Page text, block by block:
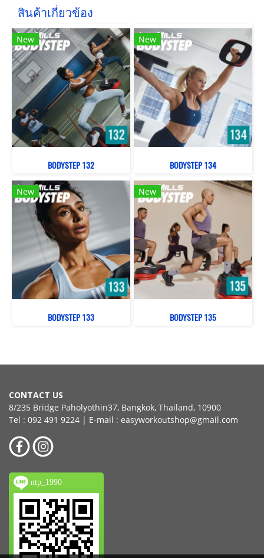
สินค้าเกี่ยวข้อง
New
BODYSTEP 132
New
BODYSTEP 134
New
BODYSTEP 133
New
BODYSTEP 135
CONTACT US
8/235 Bridge Paholyothin37, Bangkok, Thailand, 10900
Tel : 092 491 9224 | E-mail : easyworkoutshop@gmail.com
ntp_1990